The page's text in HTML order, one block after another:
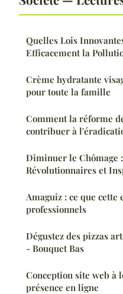
Quelles Lois
Efficacement la
Crème hydratante
pour toute la famille
Comment la réforme
contribuer à
Diminuer le Chômage
Révolutionnaires et
Amaguiz : ce que cette
professionnels
Dégustez des pizzas
- Bouquet Bas
Conception site web à
présence en ligne